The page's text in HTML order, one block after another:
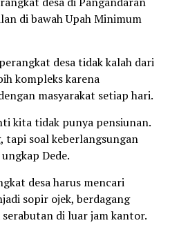
di bawah Upah Minimum
desa tidak kalah dari
kompleks karena
masyarakat setiap hari.
kita tidak punya pensiunan.
tapi soal keberlangsungan
Dede.
desa harus mencari
sopir ojek, berdagang
di luar jam kantor.